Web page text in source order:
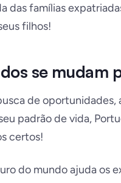
das famílias
filhos!
se mudam
de oportunidades,
padrão de vida,
certos!
do mundo ajuda os